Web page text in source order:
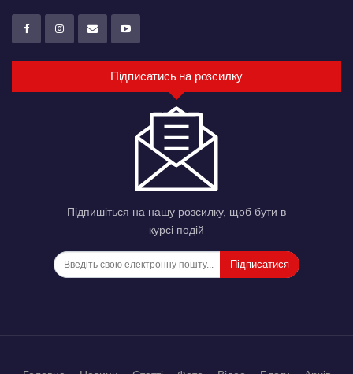
Підписатись на розсилку
Підпишіться на нашу розсилку, щоб бути в
курсі подій
Підписатися